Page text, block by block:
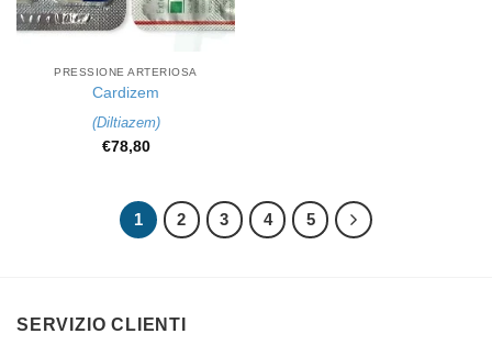
PRESSIONE ARTERIOSA
Cardizem
(Diltiazem)
€78,80
1 2 3 4 5
SERVIZIO CLIENTI